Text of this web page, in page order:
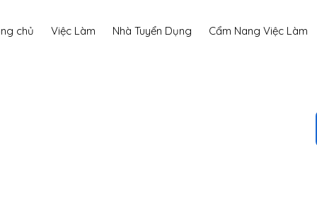
chủ Việc Làm Nhà Tuyển Dụng Cẩm Nang Việc Làm